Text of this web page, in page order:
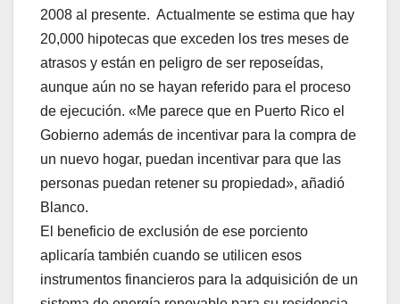
2008 al presente. Actualmente se estima que hay
20,000 hipotecas que exceden los tres meses de
atrasos y están en peligro de ser reposeídas,
aunque aún no se hayan referido para el proceso
de ejecución. «Me parece que en Puerto Rico el
Gobierno además de incentivar para la compra de
un nuevo hogar, puedan incentivar para que las
personas puedan retener su propiedad», añadió
Blanco.
El beneficio de exclusión de ese porciento
aplicaría también cuando se utilicen esos
instrumentos financieros para la adquisición de un